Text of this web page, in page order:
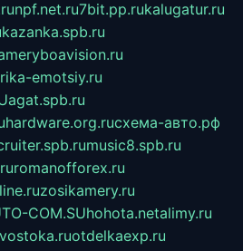
npf.net.ru7bit.pp.rukalugatur.ru
kazanka.spb.ru
emotsiy.ru
agat.spb.ru
hardware.org.ruсхема-авто.рф
music8.spb.ru
romanofforex.ru
zosikamery.ru
COM.SUhohota.netalimy.ru
otdelkaexp.ru